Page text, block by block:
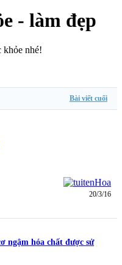
- làm đẹp
nhé!
Bài viết cuối
20/3/16
ngậm hóa chất được sử